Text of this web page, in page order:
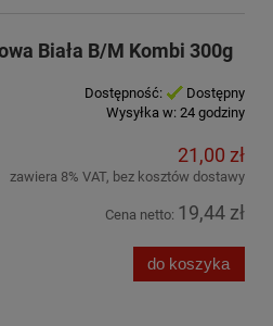
Biała B/M Kombi 300g
Dostępność:
Dostępny
Wysyłka w: 24 godziny
21,00 zł
zawiera 8% VAT, bez kosztów dostawy
Cena netto: 19,44 zł
do koszyka